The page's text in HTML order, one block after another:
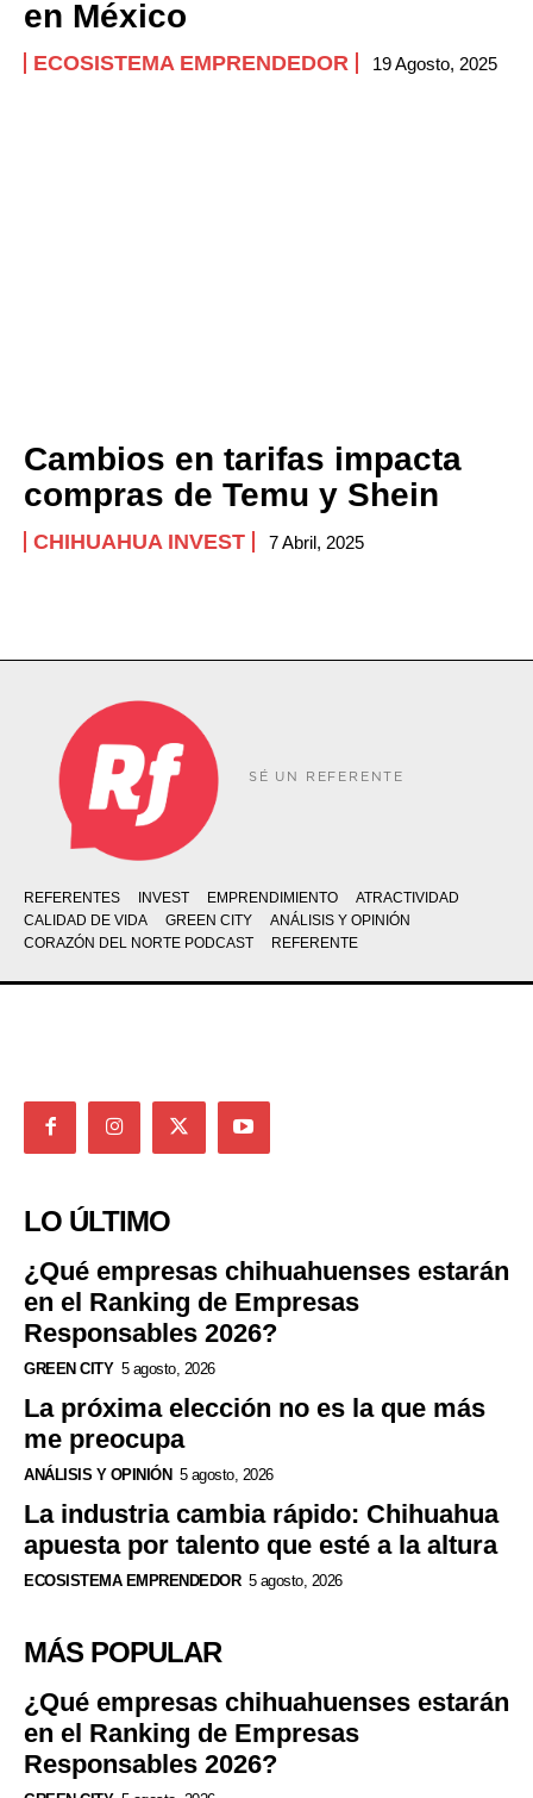
en México
ECOSISTEMA EMPRENDEDOR 19 Agosto, 2025
Cambios en tarifas impacta
compras de Temu y Shein
CHIHUAHUA INVEST 7 Abril, 2025
SÉ UN REFERENTE
REFERENTES INVEST EMPRENDIMIENTO
ATRACTIVIDAD
CALIDAD DE VIDA
GREEN CITY
ANÁLISIS Y OPINIÓN
CORAZÓN DEL NORTE PODCAST
REFERENTE
LO ÚLTIMO
¿Qué empresas chihuahuenses estarán
en el Ranking de Empresas
Responsables 2026?
GREEN CITY 5 agosto, 2026
La próxima elección no es la que más
me preocupa
ANÁLISIS Y OPINIÓN 5 agosto, 2026
La industria cambia rápido: Chihuahua
apuesta por talento que esté a la altura
ECOSISTEMA EMPRENDEDOR 5 agosto, 2026
MÁS POPULAR
¿Qué empresas chihuahuenses estarán
en el Ranking de Empresas
Responsables 2026?